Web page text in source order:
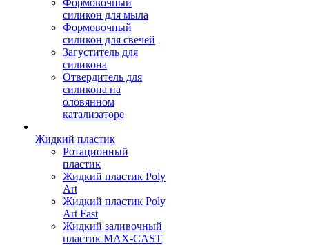
Формовочный
силикон для мыла
Формовочный
силикон для свечей
Загуститель для
силикона
Отвердитель для
силикона на
оловянном
катализаторе
Жидкий пластик
Ротационный
пластик
Жидкий пластик Poly
Art
Жидкий пластик Poly
Art Fast
Жидкий заливочный
пластик MAX-CAST